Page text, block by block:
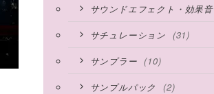
サウンドエフェクト・効果音
サチュレーション (31)
サンプラー (10)
サンプルパック (2)